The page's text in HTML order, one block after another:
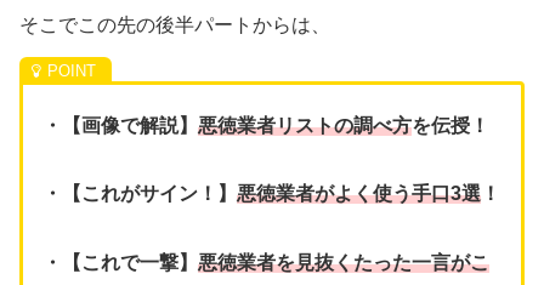
そこでこの先の後半パートからは、
・【画像で解説】 悪徳業者リストの調べ方を伝授！
・【これがサイン！】 悪徳業者がよく使う手口3選 ！
・【これで一撃】 悪徳業者を見抜くたった一言がこ